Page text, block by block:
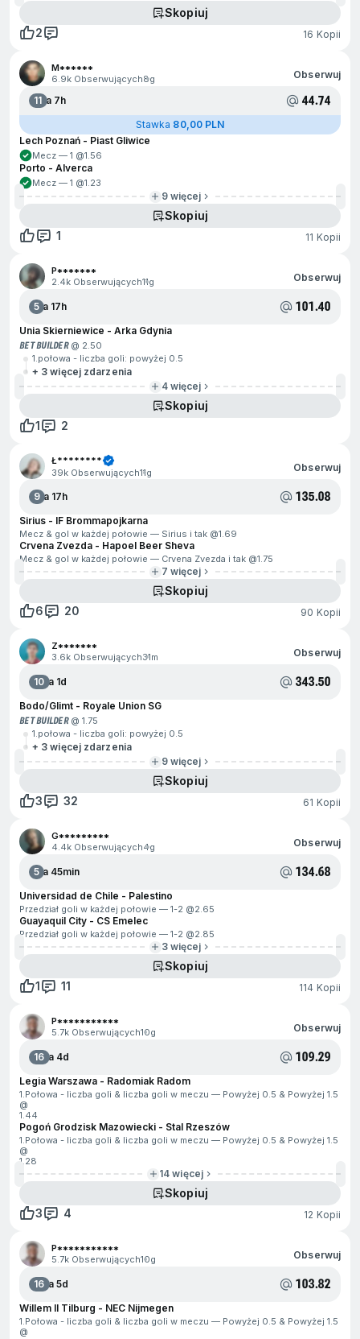
Skopiuj
2
16 Kopii
M******
6.9k Obserwujących8g Obserwuj
11Za 7h 44.74
Stawka 80,00 PLN
Lech Poznań - Piast Gliwice
Mecz — 1 @1.56
Porto - Alverca
Mecz — 1 @1.23
9 więcej
Skopiuj
1
11 Kopii
P*******
2.4k Obserwujących11g Obserwuj
5Za 17h 101.40
Unia Skierniewice - Arka Gdynia
BET BUILDER@ 2.50
1.połowa - liczba goli: powyżej 0.5
+ 3 więcej zdarzenia
4 więcej
Skopiuj
1
2
Ł********
39k Obserwujących11g Obserwuj
9Za 17h 135.08
Sirius - IF Brommapojkarna
Mecz & gol w każdej połowie — Sirius i tak @1.69
Crvena Zvezda - Hapoel Beer Sheva
Mecz & gol w każdej połowie — Crvena Zvezda i tak @1.75
7 więcej
Skopiuj
6
20 90 Kopii
Z*******
3.6k Obserwujących31m Obserwuj
10Za 1d 343.50
Bodo/Glimt - Royale Union SG
BET BUILDER@ 1.75
1.połowa - liczba goli: powyżej 0.5
+ 3 więcej zdarzenia
9 więcej
Skopiuj
3
32 61 Kopii
G*********
4.4k Obserwujących4g Obserwuj
5Za 45min 134.68
Universidad de Chile - Palestino
Przedział goli w każdej połowie — 1-2 @2.65
Guayaquil City - CS Emelec
Przedział goli w każdej połowie — 1-2 @2.85
3 więcej
Skopiuj
1
11 114 Kopii
P***********
5.7k Obserwujących10g Obserwuj
16Za 4d 109.29
Legia Warszawa - Radomiak Radom
1.Połowa - liczba goli & liczba goli w meczu — Powyżej 0.5 & Powyżej 1.5
@
1.44
Pogoń Grodzisk Mazowiecki - Stal Rzeszów
1.Połowa - liczba goli & liczba goli w meczu — Powyżej 0.5 & Powyżej 1.5
@
1.28
14 więcej
Skopiuj
3
4 12 Kopii
P***********
5.7k Obserwujących10g Obserwuj
16Za 5d 103.82
Willem II Tilburg - NEC Nijmegen
1.Połowa - liczba goli & liczba goli w meczu — Powyżej 0.5 & Powyżej 1.5
@